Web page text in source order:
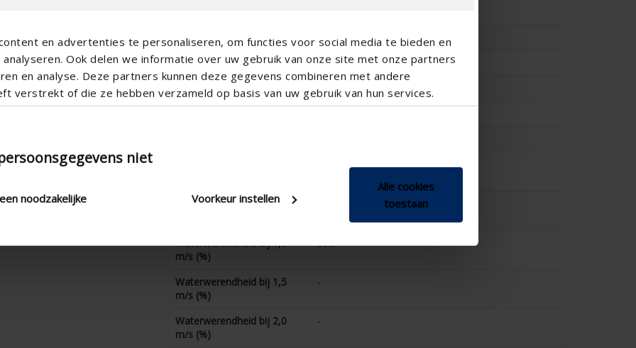
en advertenties te personaliseren, om functies voor social media te bieden en
Ook delen we informatie over uw gebruik van onze site met onze partners
en analyse. Deze partners kunnen deze gegevens combineren met andere
verstrekt of die ze hebben verzameld op basis van uw gebruik van hun services.
niet
noodzakelijke Voorkeur instellen
Alle cookies
toestaan
Totale roosterdiepte (mm)
36
K-factor luchtafvoer
23.6
CE-coëfficient
0.206
Waterwerendheid bij 0,5
Waterwerendheid bij 1,0
m/s (%)
93.3
Waterwerendheid bij 1,5
m/s (%)
-
Waterwerendheid bij 2,0
m/s (%)
-